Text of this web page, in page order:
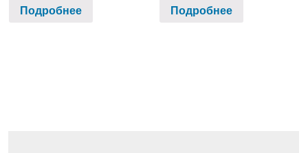
Подробнее Подробнее